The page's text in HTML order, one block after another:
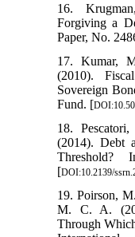
16.
Forgiving a
Paper, No.
17. Kumar,
(2010).
Sovereign
Fund. [
18.
(2014). Debt
Threshold?
[DOI:10.2139/
19. Poirson,
M. C. A.
Through